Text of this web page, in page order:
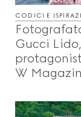
CODICI E
Gucci
W